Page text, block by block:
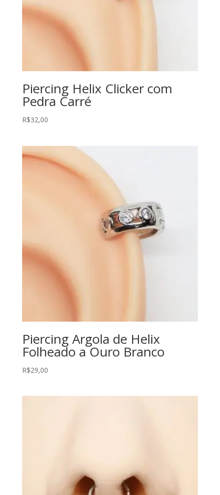
Piercing Helix Clicker com
Pedra Carré
R$32,00
Piercing Argola de Helix
Folheado a Ouro Branco
R$29,00